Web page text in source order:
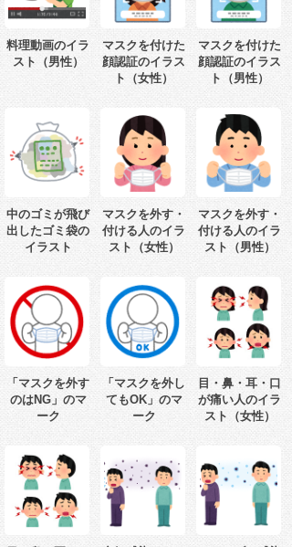
料理動画のイラ
スト（男性）
マスクを付けた
顔認証のイラス
ト（女性）
マスクを付けた
顔認証のイラス
ト（男性）
中のゴミが飛び
出したゴミ袋の
イラスト
マスクを外す・
付ける人のイラ
スト（女性）
マスクを外す・
付ける人のイラ
スト（男性）
「マスクを外す
のはNG」のマ
ーク
「マスクを外し
てもOK」のマ
ーク
目・鼻・耳・口
が痛い人のイラ
スト（女性）